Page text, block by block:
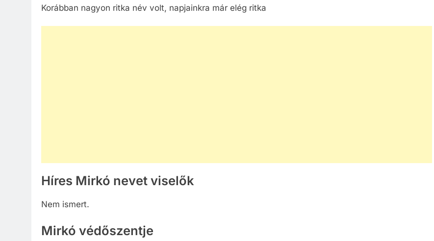
Korábban nagyon ritka név volt, napjainkra már elég ritka
Híres Mirkó nevet viselők
Nem ismert.
Mirkó védőszentje